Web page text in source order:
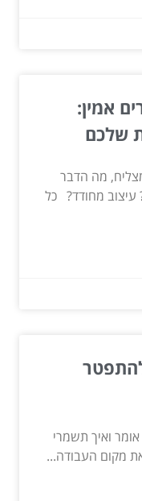
אמין:
שלכם
מה הדבר
עיצוב מחודד? כל
ואיך תשמרי
מקום העבודה...